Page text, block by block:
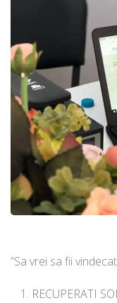
”Sa vrei sa fii
RECUPERATI